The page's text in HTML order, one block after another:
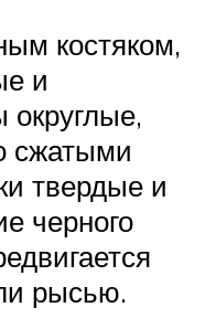
костяком,
и
сжатыми
твердые и
черного
рысью.